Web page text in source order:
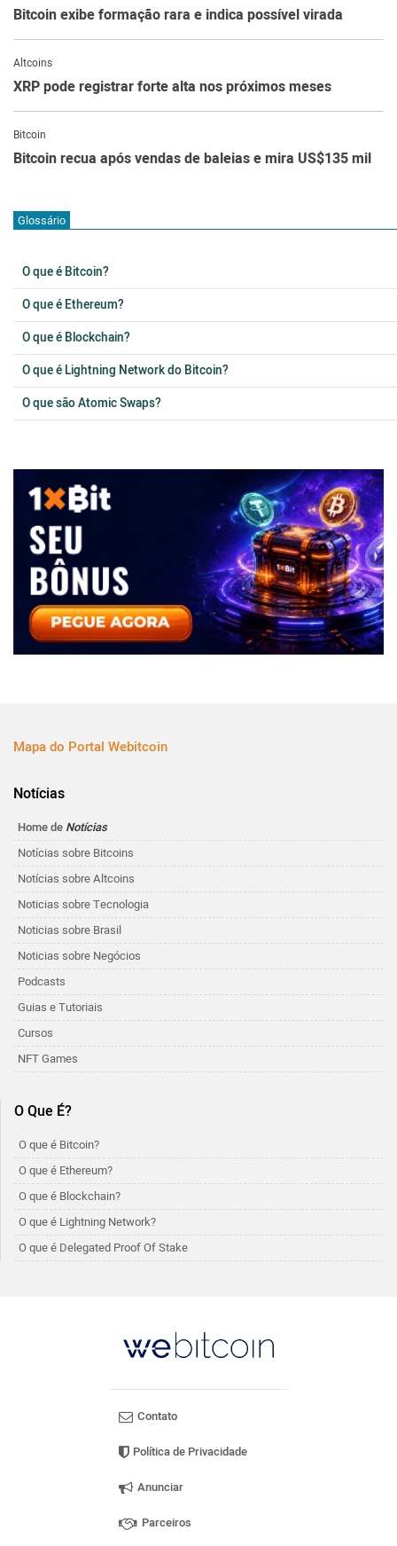
Bitcoin exibe formação rara e indica possível virada
Altcoins
XRP pode registrar forte alta nos próximos meses
Bitcoin
Bitcoin recua após vendas de baleias e mira US$135 mil
Glossário
O que é Bitcoin?
O que é Ethereum?
O que é Blockchain?
O que é Lightning Network do Bitcoin?
O que são Atomic Swaps?
Mapa do Portal Webitcoin
Notícias
Home de Notícias
Notícias sobre Bitcoins
Notícias sobre Altcoins
Noticias sobre Tecnologia
Noticias sobre Brasil
Noticias sobre Negócios
Podcasts
Guias e Tutoriais
Cursos
NFT Games
O Que É?
O que é Bitcoin?
O que é Ethereum?
O que é Blockchain?
O que é Lightning Network?
O que é Delegated Proof Of Stake
Contato
Política de Privacidade
Anunciar
Parceiros